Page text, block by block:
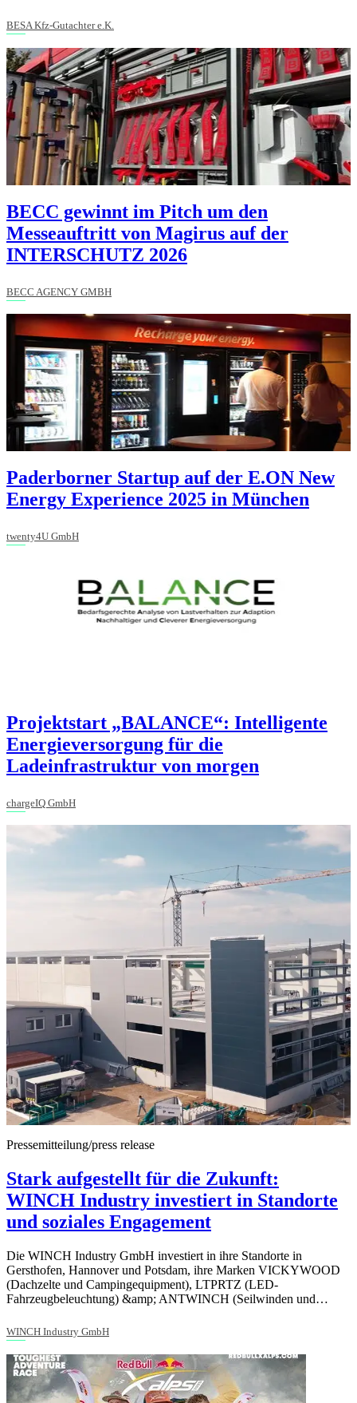
BESA Kfz-Gutachter e.K.
BECC gewinnt im Pitch um den
Messeauftritt von Magirus auf der
INTERSCHUTZ 2026
BECC AGENCY GMBH
Paderborner Startup auf der E.ON New
Energy Experience 2025 in München
twenty4U GmbH
Projektstart „BALANCE“: Intelligente
Energieversorgung für die
Ladeinfrastruktur von morgen
chargeIQ GmbH
Pressemitteilung/press release
Stark aufgestellt für die Zukunft:
WINCH Industry investiert in Standorte
und soziales Engagement
Die WINCH Industry GmbH investiert in ihre Standorte in
Gersthofen, Hannover und Potsdam, ihre Marken VICKYWOOD
(Dachzelte und Campingequipment), LTPRTZ (LED-
Fahrzeugbeleuchtung) &amp; ANTWINCH (Seilwinden und…
WINCH Industry GmbH